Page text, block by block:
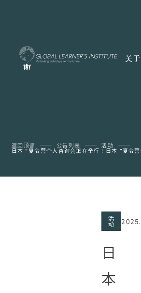
关
返回顶部 公告列表 活动
日本 “夏令营个人咨询会正在举行！日本 ”夏令营
活
动
日
本